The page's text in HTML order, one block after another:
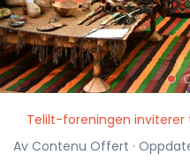
Telilt-foreningen
Av Contenu Offert ·